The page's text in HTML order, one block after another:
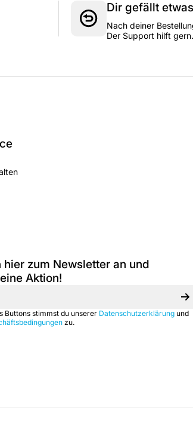
Dir gefällt
Nach deiner
Der Support hilft gern.
zum Newsletter an und
Aktion!
Buttons stimmst du unserer Datenschutzerklärungund
zu.
lootcheststore/
lootchest